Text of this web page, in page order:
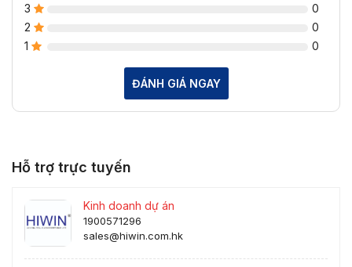
3
0
2
0
1
0
ĐÁNH GIÁ NGAY
Hỗ trợ trực tuyến
Kinh doanh dự án
1900571296
sales@hiwin.com.hk